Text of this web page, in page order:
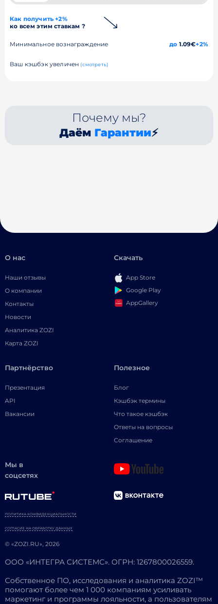
Как получить +2%
ко всем этим ставкам ?
Минимальное вознаграждение до 1.09€+2%
Ваш кэшбэк увеличен (смотреть)
Почему мы?
Даём Гарантии⚡
О нас
Наши отзывы
О компании
Контакты
Новости
Аналитика ZOZI
Карта ZOZI
Скачать
App Store
Google Play
AppGallery
Партнёрство
Презентация
API
Вакансии
Полезное
Блог
Кэшбэк термины
Что такое кэшбэк
Ответы на вопросы
Соглашение
Мы в
соцсетях
© «ZOZI.RU», 2026
ПОЛИТИКА КОНФИДЕНЦИАЛЬНОСТИ
СОГЛАСИЕ НА ОБРАБОТКУ ДАННЫХ
ООО «ИНТЕГРА СИСТЕМС». ОГРН: 1267800026559.
Собственное ПО, исследования и аналитика ZOZI™
помогают более чем 1 000 компаниям усиливать
маркетинг и программы лояльности, а пользователям